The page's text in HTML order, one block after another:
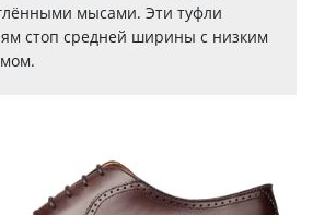
мысами. Эти туфли
стоп средней ширины с низким